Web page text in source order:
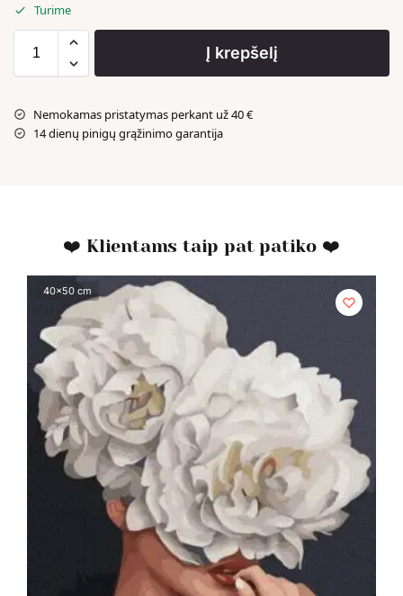
Turime
Į krepšelį
Nemokamas pristatymas perkant už 40 €
14 dienų pinigų grąžinimo garantija
❤️ Klientams taip pat patiko ❤️
40x50 cm